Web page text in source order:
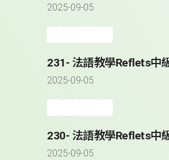
2025-09-05
231- 法語教學Reflets中
2025-09-05
230- 法語教學Reflets中
2025-09-05